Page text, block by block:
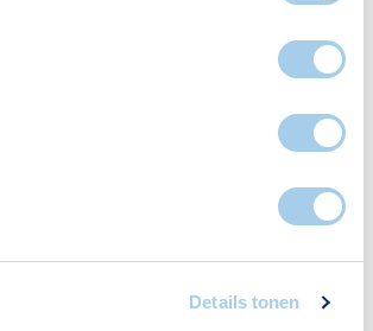
Details tonen
in Centrum
het allemaal voor je. Zo vind je
Banken